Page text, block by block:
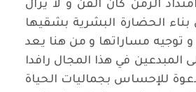
الزمن كان الفن و لا يزال
الحضارة البشرية بشقيها
و توجيه مساراتها و من هنا يعد
في هذا المجال رافدا
دعوة للإحساس بجماليات الحياة